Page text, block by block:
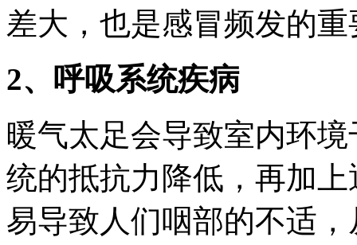
差大，也是感冒频发的
2、呼吸系统疾病
暖气太足会导致室内环
统的抵抗力降低，再加
易导致人们咽部的不适